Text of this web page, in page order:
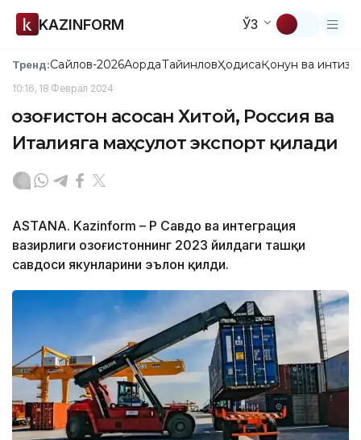
KAZINFORM ЎЗ
Тренд:Сайлов-2026АқордаТайинловҲодисаҚонун ва
10:16, 18 Феврал 2024
Қозоғистон асосан Хитой, Россия ва
Италияга маҳсулот экспорт қилади
ASTANA. Kazinform – ҚР Савдо ва интеграция
вазирлиги Қозоғистоннинг 2023 йилдаги ташқи
савдоси якунларини эълон қилди.